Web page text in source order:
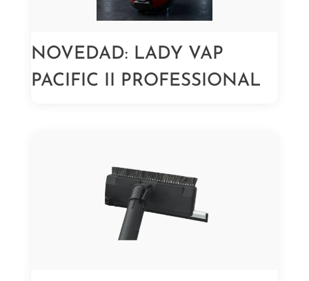
NOVEDAD: LADY VAP
PACIFIC II PROFESSIONAL